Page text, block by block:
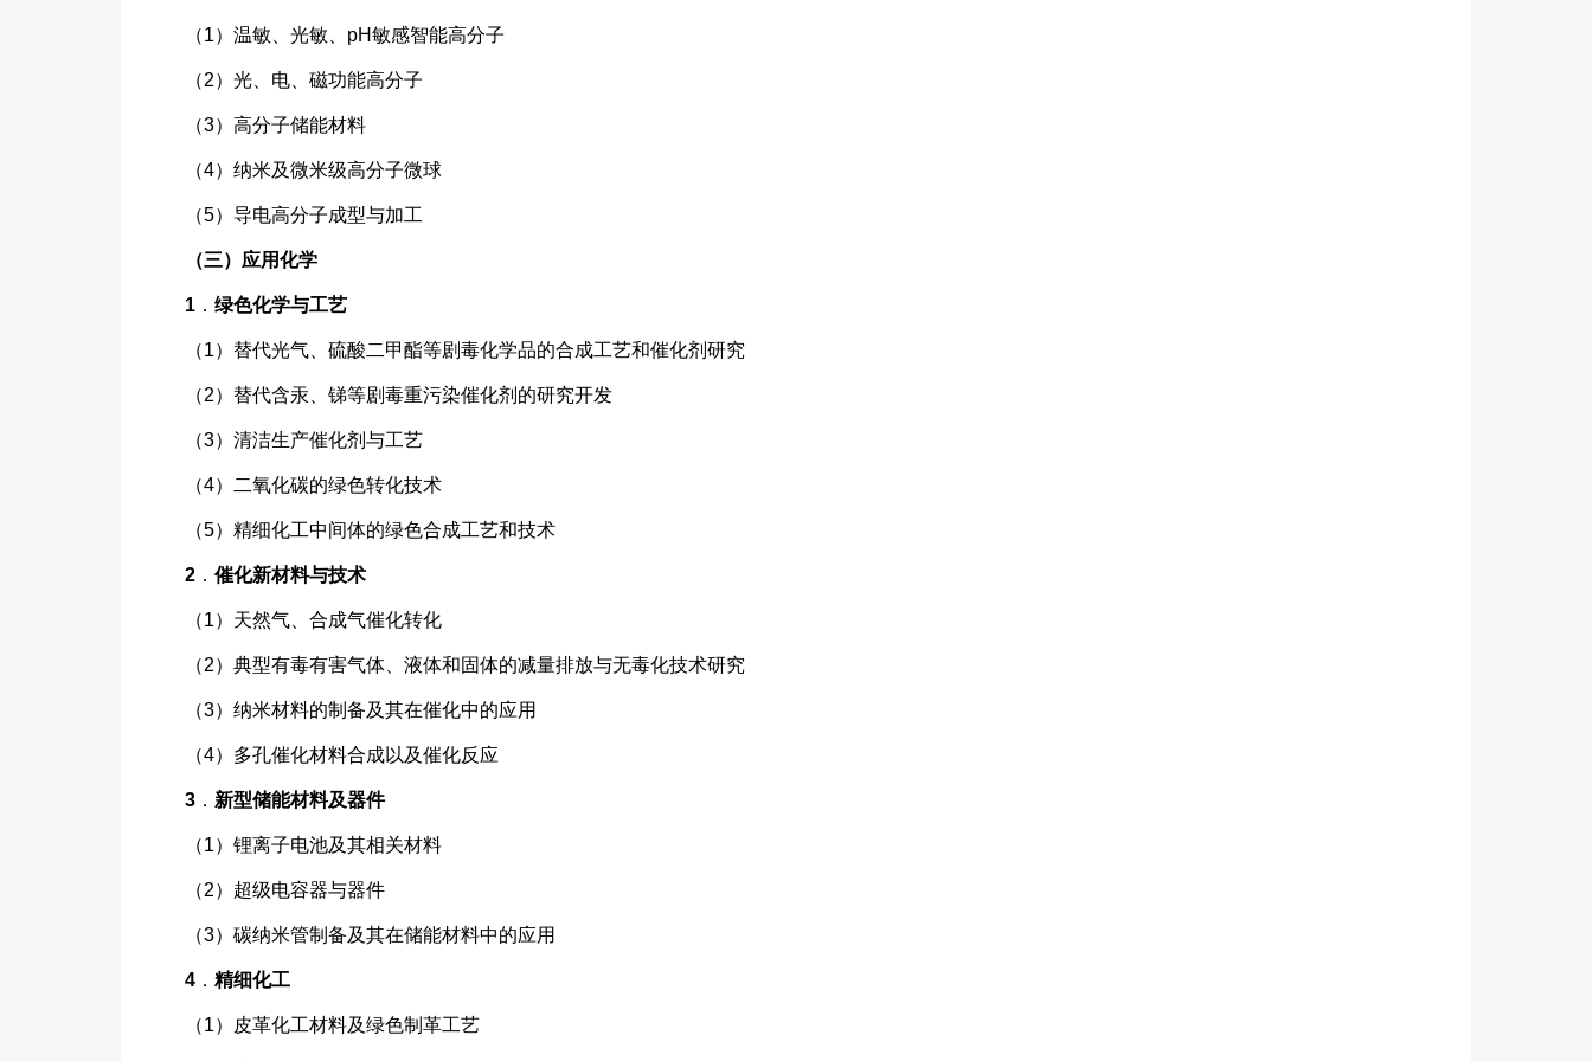
（1）温敏、光敏、pH敏感智能高分子
（2）光、电、磁功能高分子
（3）高分子储能材料
（4）纳米及微米级高分子微球
（5）导电高分子成型与加工
（三）应用化学
1 ． 绿色化学与工艺
（1）替代光气、硫酸二甲酯等剧毒化学品的合成工艺和催化剂研究
（2）替代含汞、锑等剧毒重污染催化剂的研究开发
（3）清洁生产催化剂与工艺
（4）二氧化碳的绿色转化技术
（5）精细化工中间体的绿色合成工艺和技术
2 ． 催化新材料与技术
（1）天然气、合成气催化转化
（2）典型有毒有害气体、液体和固体的减量排放与无毒化技术研究
（3）纳米材料的制备及其在催化中的应用
（4）多孔催化材料合成以及催化反应
3 ． 新型储能材料及器件
（1）锂离子电池及其相关材料
（2）超级电容器与器件
（3）碳纳米管制备及其在储能材料中的应用
4 ． 精细化工
（1）皮革化工材料及绿色制革工艺